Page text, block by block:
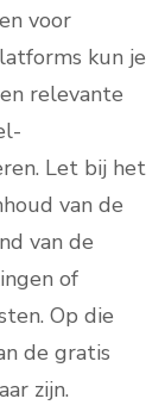
voor
kun je
relevante
Let bij het
van de
van de
of
Op die
de gratis
zijn.